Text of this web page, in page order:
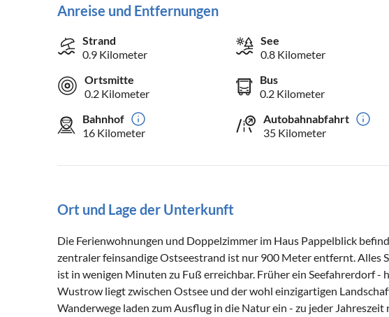
Anreise und Entfernungen
Strand
0.9 Kilometer
See
0.8 Kilometer
Ortsmitte
0.2 Kilometer
Bus
0.2 Kilometer
Bahnhof
16 Kilometer
Autobahnabfahrt
35 Kilometer
Ort und Lage der Unterkunft
Die Ferienwohnungen und Doppelzimmer im Haus Pappelblick
zentraler feinsandige Ostseestrand ist nur 900 Meter entfernt. Alles
ist in wenigen Minuten zu Fuß erreichbar. Früher ein Seefahrerdorf -
Wustrow liegt zwischen Ostsee und der wohl einzigartigen
Wanderwege laden zum Ausflug in die Natur ein - zu jeder Jahreszeit